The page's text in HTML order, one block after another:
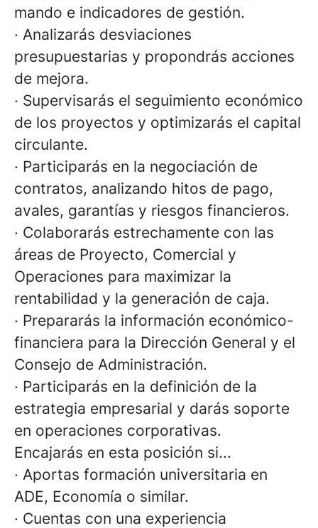
mando e indicadores de gestión.
· Analizarás desviaciones
presupuestarias y propondrás acciones
de mejora.
· Supervisarás el seguimiento económico
de los proyectos y optimizarás el capital
circulante.
· Participarás en la negociación de
contratos, analizando hitos de pago,
avales, garantías y riesgos financieros.
· Colaborarás estrechamente con las
áreas de Proyecto, Comercial y
Operaciones para maximizar la
rentabilidad y la generación de caja.
· Prepararás la información económico-
financiera para la Dirección General y el
Consejo de Administración.
· Participarás en la definición de la
estrategia empresarial y darás soporte
en operaciones corporativas.
Encajarás en esta posición si...
· Aportas formación universitaria en
ADE, Economía o similar.
· Cuentas con una experiencia